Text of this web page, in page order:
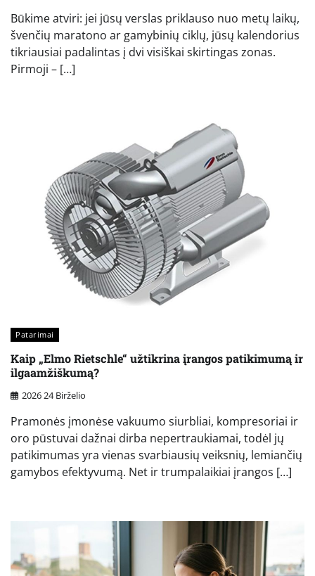
Būkime atviri: jei jūsų verslas priklauso nuo metų laikų,
švenčių maratono ar gamybinių ciklų, jūsų kalendorius
tikriausiai padalintas į dvi visiškai skirtingas zonas.
Pirmoji – […]
Patarimai
Kaip „Elmo Rietschle“ užtikrina įrangos patikimumą ir
ilgaamžiškumą?
2026 24 Birželio
Pramonės įmonėse vakuumo siurbliai, kompresoriai ir
oro pūstuvai dažnai dirba nepertraukiamai, todėl jų
patikimumas yra vienas svarbiausių veiksnių, lemiančių
gamybos efektyvumą. Net ir trumpalaikiai įrangos […]